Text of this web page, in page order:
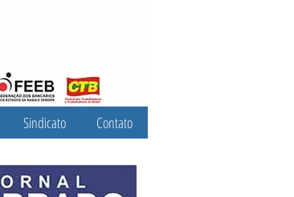
Sindicato Contato